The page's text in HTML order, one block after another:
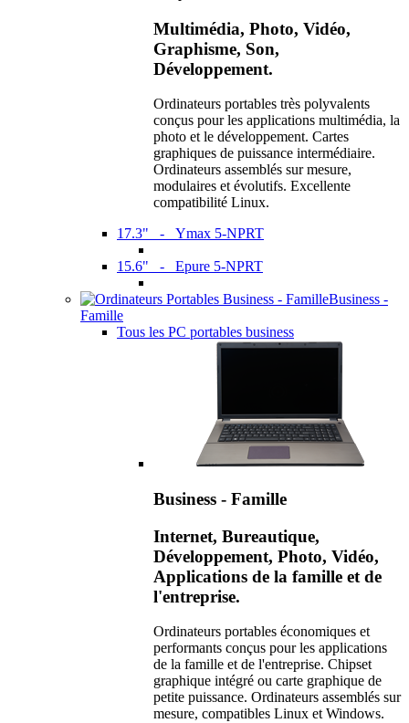
Multimédia, Photo, Vidéo,
Graphisme, Son,
Développement.
Ordinateurs portables très polyvalents
conçus pour les applications multimédia, la
photo et le développement. Cartes
graphiques de puissance intermédiaire.
Ordinateurs assemblés sur mesure,
modulaires et évolutifs. Excellente
compatibilité Linux.
17.3" - Ymax 5-NPRT
15.6" - Epure 5-NPRT
Business -
Famille
Tous les PC portables business
Business - Famille
Internet, Bureautique,
Développement, Photo, Vidéo,
Applications de la famille et de
l'entreprise.
Ordinateurs portables économiques et
performants conçus pour les applications
de la famille et de l'entreprise. Chipset
graphique intégré ou carte graphique de
petite puissance. Ordinateurs assemblés sur
mesure, compatibles Linux et Windows.